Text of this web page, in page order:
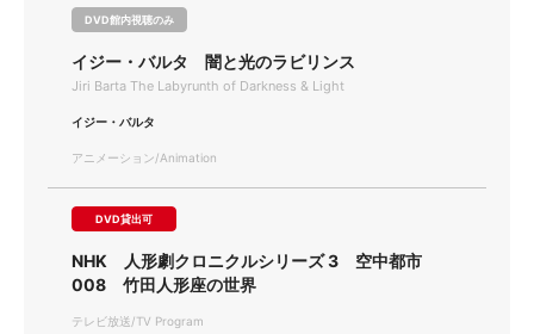
DVD館内視聴のみ
イジー・バルタ 闇と光のラビリンス
Jiri Barta The Labyrunth of Darkness & Light
イジー・バルタ
アニメーション/Animation
DVD貸出可
NHK 人形劇クロニクルシリーズ 3 空中都市
008 竹田人形座の世界
テレビ放送/TV Program